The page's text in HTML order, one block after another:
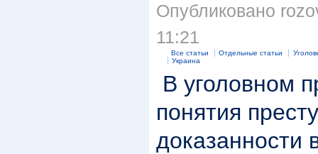
Опубликовано
11:21
Все статьи Отдельные статьи
Украина
В уголовном
понятия
доказанности